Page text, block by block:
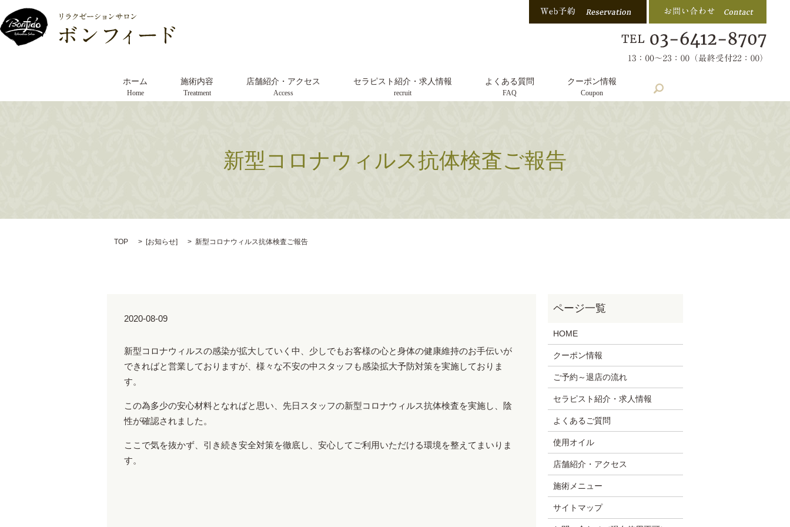
ホーム
Home
施術内容
Treatment
店舗紹介・アクセス
Access
セラピスト紹介・求人情報
recruit
よくある質問
FAQ
クーポン情報
Coupon
新型コロナウィルス抗体検査ご報告
TOP [お知らせ] 新型コロナウィルス抗体検査ご報告
2020-08-09
新型コロナウィルスの感染が拡大していく中、少しでもお客様の心と身体の健康維持のお手伝いが
できればと営業しておりますが、様々な不安の中スタッフも感染拡大予防対策を実施しておりま
す。
この為多少の安心材料となればと思い、先日スタッフの新型コロナウィルス抗体検査を実施し、陰
性が確認されました。
ここで気を抜かず、引き続き安全対策を徹底し、安心してご利用いただける環境を整えてまいりま
す。
HOME
クーポン情報
ご予約～退店の流れ
セラピスト紹介・求人情報
よくあるご質問
使用オイル
店舗紹介・アクセス
施術メニュー
サイトマップ